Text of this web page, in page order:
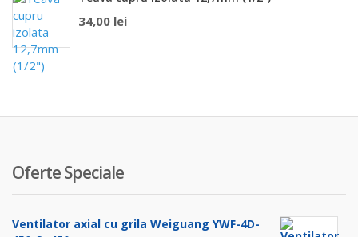
34,00 lei
Oferte Speciale
Ventilator axial cu grila Weiguang YWF-4D-